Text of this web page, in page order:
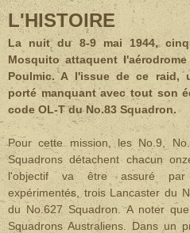
L'HISTOIRE
La nuit du 8-9 mai 1944,
Mosquito attaquent
Poulmic. A l'issue de ce raid,
porté manquant avec tout son
code OL-T du No.83 Squadron.
Pour cette mission, les No.9,
Squadrons détachent chacun
l'objectif va être assuré par
expérimentés, trois Lancaster du
du No.627 Squadron. A noter
Squadrons Australiens. Dans un